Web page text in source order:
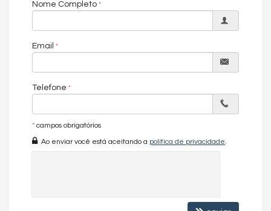
Sala de Jantar
Hidromassagem
Lavabo
Sala de TV
Vista Livre
Aceita Pet
Características do Empreendimento
Nome Completo
Email
Telefone
* campos obrigatórios
Ao enviar você está aceitando a política de privacidade